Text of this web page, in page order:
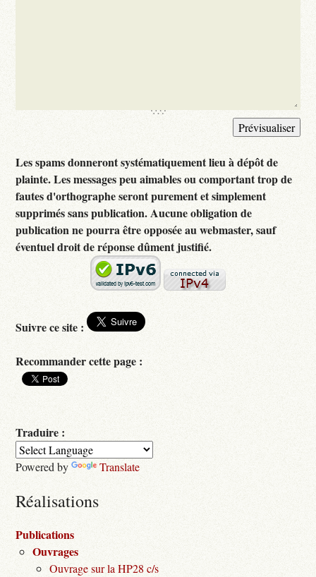
Les spams donneront systématiquement lieu à dépôt de
plainte. Les messages peu aimables ou comportant trop de
fautes d'orthographe seront purement et simplement
supprimés sans publication. Aucune obligation de
publication ne pourra être opposée au webmaster, sauf
éventuel droit de réponse dûment justifié.
Suivre ce site :
Recommander cette page :
Traduire :
Powered by Translate
Réalisations
Publications
Ouvrages
Ouvrage sur la HP28 c/s